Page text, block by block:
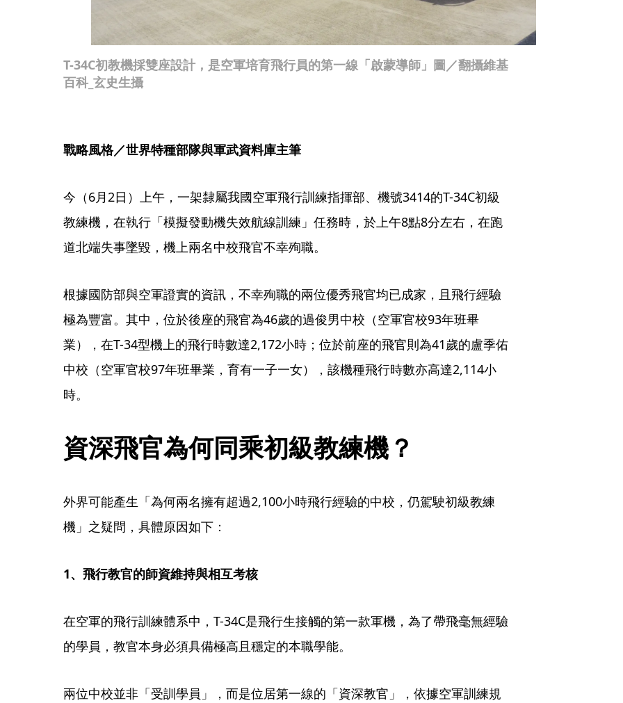
T-34C初教機採雙座設計，是空軍培育飛行員的第一線「啟蒙導師」圖／翻攝維基
百科_玄史生攝
戰略風格／世界特種部隊與軍武資料庫主筆
​今（6月2日）上午，一架隸屬我國空軍飛行訓練指揮部、機號3414的T-34C初級
教練機，在執行「模擬發動機失效航線訓練」任務時，於上午8點8分左右，在跑
道北端失事墜毀，機上兩名中校飛官不幸殉職。
​根據國防部與空軍證實的資訊，不幸殉職的兩位優秀飛官均已成家，且飛行經驗
極為豐富。其中，位於後座的飛官為46歲的過俊男中校（空軍官校93年班畢
業），在T-34型機上的飛行時數達2,172小時；位於前座的飛官則為41歲的盧季佑
中校（空軍官校97年班畢業，育有一子一女），該機種飛行時數亦高達2,114小
時。
​資深飛官為何同乘初級教練機？
​外界可能產生「為何兩名擁有超過2,100小時飛行經驗的中校，仍駕駛初級教練
機」之疑問，具體原因如下：
​1、飛行教官的師資維持與相互考核
​在空軍的飛行訓練體系中，T-34C是飛行生接觸的第一款軍機，為了帶飛毫無經驗
的學員，教官本身必須具備極高且穩定的本職學能。
​兩位中校並非「受訓學員」，而是位居第一線的「資深教官」，依據空軍訓練規